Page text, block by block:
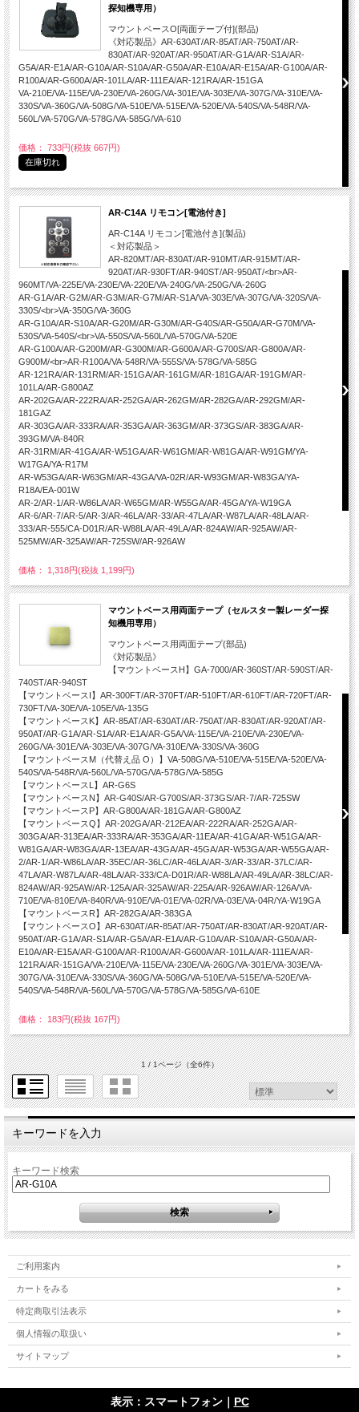
探知機専用）
マウントベースO[両面テープ付](部品)
《対応製品》AR-630AT/AR-85AT/AR-750AT/AR-
830AT/AR-920AT/AR-950AT/AR-G1A/AR-S1A/AR-
G5A/AR-E1A/AR-G10A/AR-S10A/AR-G50A/AR-E10A/AR-E15A/AR-G100A/AR-
R100A/AR-G600A/AR-101LA/AR-111EA/AR-121RA/AR-151GA
VA-210E/VA-115E/VA-230E/VA-260G/VA-301E/VA-303E/VA-307G/VA-310E/VA-
330S/VA-360G/VA-508G/VA-510E/VA-515E/VA-520E/VA-540S/VA-548R/VA-
560L/VA-570G/VA-578G/VA-585G/VA-610
価格： 733円(税抜 667円)
在庫切れ
AR-C14A リモコン[電池付き]
AR-C14A リモコン[電池付き](製品)
＜対応製品＞
AR-820MT/AR-830AT/AR-910MT/AR-915MT/AR-
920AT/AR-930FT/AR-940ST/AR-950AT/<br>AR-
960MT/VA-225E/VA-230E/VA-220E/VA-240G/VA-250G/VA-260G
AR-G1A/AR-G2M/AR-G3M/AR-G7M/AR-S1A/VA-303E/VA-307G/VA-320S/VA-
330S/<br>VA-350G/VA-360G
AR-G10A/AR-S10A/AR-G20M/AR-G30M/AR-G40S/AR-G50A/AR-G70M/VA-
530S/VA-540S/<br>VA-550S/VA-560L/VA-570G/VA-520E
AR-G100A/AR-G200M/AR-G300M/AR-G600A/AR-G700S/AR-G800A/AR-
G900M/<br>AR-R100A/VA-548R/VA-555S/VA-578G/VA-585G
AR-121RA/AR-131RM/AR-151GA/AR-161GM/AR-181GA/AR-191GM/AR-
101LA/AR-G800AZ
AR-202GA/AR-222RA/AR-252GA/AR-262GM/AR-282GA/AR-292GM/AR-
181GAZ
AR-303GA/AR-333RA/AR-353GA/AR-363GM/AR-373GS/AR-383GA/AR-
393GM/VA-840R
AR-31RM/AR-41GA/AR-W51GA/AR-W61GM/AR-W81GA/AR-W91GM/YA-
W17GA/YA-R17M
AR-W53GA/AR-W63GM/AR-43GA/VA-02R/AR-W93GM/AR-W83GA/YA-
R18A/EA-001W
AR-2/AR-1/AR-W86LA/AR-W65GM/AR-W55GA/AR-45GA/YA-W19GA
AR-6/AR-7/AR-5/AR-3/AR-46LA/AR-33/AR-47LA/AR-W87LA/AR-48LA/AR-
333/AR-555/CA-D01R/AR-W88LA/AR-49LA/AR-824AW/AR-925AW/AR-
525MW/AR-325AW/AR-725SW/AR-926AW
価格： 1,318円(税抜 1,199円)
マウントベース用両面テープ（セルスター製レーダー探
知機用専用）
マウントベース用両面テープ(部品)
《対応製品》
【マウントベースH】GA-7000/AR-360ST/AR-590ST/AR-
740ST/AR-940ST
【マウントベースI】AR-300FT/AR-370FT/AR-510FT/AR-610FT/AR-720FT/AR-
730FT/VA-30E/VA-105E/VA-135G
【マウントベースK】AR-85AT/AR-630AT/AR-750AT/AR-830AT/AR-920AT/AR-
950AT/AR-G1A/AR-S1A/AR-E1A/AR-G5A/VA-115E/VA-210E/VA-230E/VA-
260G/VA-301E/VA-303E/VA-307G/VA-310E/VA-330S/VA-360G
【マウントベースM（代替え品 O）】VA-508G/VA-510E/VA-515E/VA-520E/VA-
540S/VA-548R/VA-560L/VA-570G/VA-578G/VA-585G
【マウントベースL】AR-G6S
【マウントベースN】AR-G40S/AR-G700S/AR-373GS/AR-7/AR-725SW
【マウントベースP】AR-G800A/AR-181GA/AR-G800AZ
【マウントベースQ】AR-202GA/AR-212EA/AR-222RA/AR-252GA/AR-
303GA/AR-313EA/AR-333RA/AR-353GA/AR-11EA/AR-41GA/AR-W51GA/AR-
W81GA/AR-W83GA/AR-13EA/AR-43GA/AR-45GA/AR-W53GA/AR-W55GA/AR-
2/AR-1/AR-W86LA/AR-35EC/AR-36LC/AR-46LA/AR-3/AR-33/AR-37LC/AR-
47LA/AR-W87LA/AR-48LA/AR-333/CA-D01R/AR-W88LA/AR-49LA/AR-38LC/AR-
824AW/AR-925AW/AR-125A/AR-325AW/AR-225A/AR-926AW/AR-126A/VA-
710E/VA-810E/VA-840R/VA-910E/VA-01E/VA-02R/VA-03E/VA-04R/YA-W19GA
【マウントベースR】AR-282GA/AR-383GA
【マウントベースO】AR-630AT/AR-85AT/AR-750AT/AR-830AT/AR-920AT/AR-
950AT/AR-G1A/AR-S1A/AR-G5A/AR-E1A/AR-G10A/AR-S10A/AR-G50A/AR-
E10A/AR-E15A/AR-G100A/AR-R100A/AR-G600A/AR-101LA/AR-111EA/AR-
121RA/AR-151GA/VA-210E/VA-115E/VA-230E/VA-260G/VA-301E/VA-303E/VA-
307G/VA-310E/VA-330S/VA-360G/VA-508G/VA-510E/VA-515E/VA-520E/VA-
540S/VA-548R/VA-560L/VA-570G/VA-578G/VA-585G/VA-610E
価格： 183円(税抜 167円)
1 / 1ページ（全6件）
キーワードを入力
キーワード検索
ご利用案内
カートをみる
特定商取引法表示
個人情報の取扱い
サイトマップ
表示：スマートフォン｜ PC